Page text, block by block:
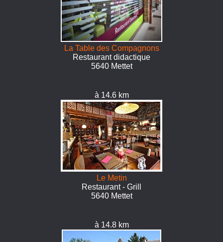
La Table des Compagnons
Restaurant didactique
5640 Mettet
à 14.6 km
Le Metin
Restaurant - Grill
5640 Mettet
à 14.8 km